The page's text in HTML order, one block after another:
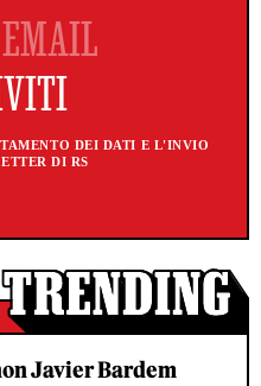
DEI DATI E L'INVIO
DI RS
Javier Bardem